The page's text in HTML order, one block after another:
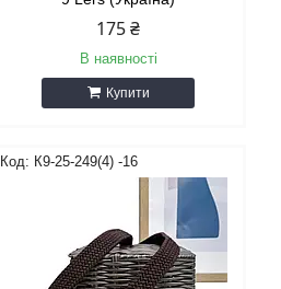
175 ₴
В наявності
Купити
К9-25-249(4) -16